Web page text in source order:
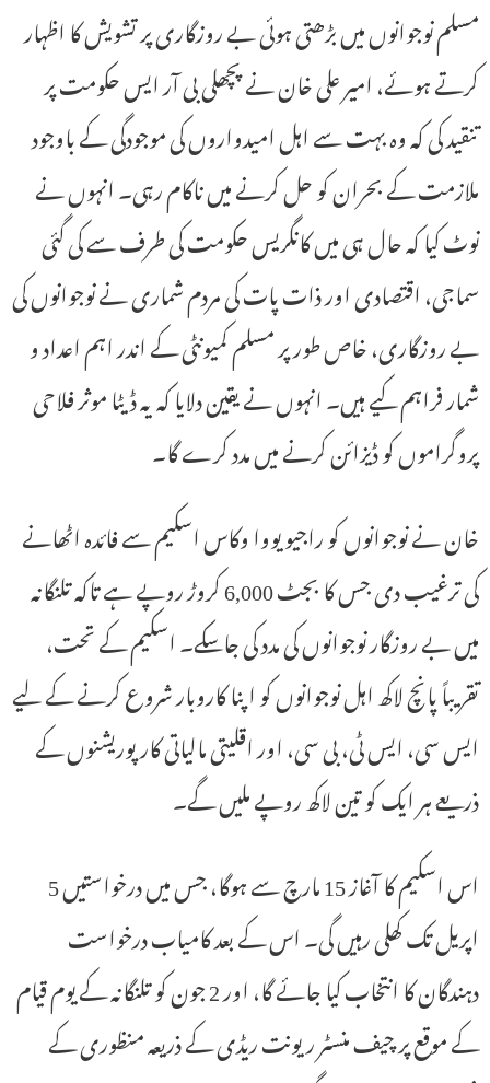
مسلم نوجوانوں میں بڑھتی ہوئی بے روزگاری پر تشویش کا اظہار
کرتے ہوئے، امیر علی خان نے پچھلی بی آر ایس حکومت پر
تنقید کی کہ وہ بہت سے اہل امیدواروں کی موجودگی کے باوجود
ملازمت کے بحران کو حل کرنے میں ناکام رہی۔ انہوں نے
نوٹ کیا کہ حال ہی میں کانگریس حکومت کی طرف سے کی گئی
سماجی، اقتصادی اور ذات پات کی مردم شماری نے نوجوانوں کی
بے روزگاری، خاص طور پر مسلم کمیونٹی کے اندر اہم اعداد و
شمار فراہم کیے ہیں۔ انہوں نے یقین دلایا کہ یہ ڈیٹا موثر فلاحی
پروگراموں کو ڈیزائن کرنے میں مدد کرے گا۔
خان نے نوجوانوں کو راجیو یووا وکاس اسکیم سے فائدہ اٹھانے
کی ترغیب دی جس کا بجٹ 6,000 کروڑ روپے ہے تاکہ تلنگانہ
میں بے روزگار نوجوانوں کی مدد کی جاسکے۔ اسکیم کے تحت،
تقریباً پانچ لاکھ اہل نوجوانوں کو اپنا کاروبار شروع کرنے کے لیے
ایس سی، ایس ٹی، بی سی، اور اقلیتی مالیاتی کارپوریشنوں کے
ذریعے ہر ایک کو تین لاکھ روپے ملیں گے۔
اس اسکیم کا آغاز 15 مارچ سے ہوگا، جس میں درخواستیں 5
اپریل تک کھلی رہیں گی۔ اس کے بعد کامیاب درخواست
دہندگان کا انتخاب کیا جائے گا، اور 2 جون کو تلنگانہ کے یوم قیام
کے موقع پر چیف منسٹر ریونت ریڈی کے ذریعہ منظوری کے